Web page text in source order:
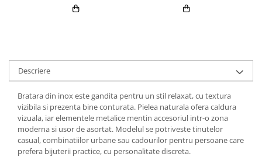
Descriere
Bratara din inox este gandita pentru un stil relaxat, cu textura
vizibila si prezenta bine conturata. Pielea naturala ofera caldura
vizuala, iar elementele metalice mentin accesoriul intr-o zona
moderna si usor de asortat. Modelul se potriveste tinutelor
casual, combinatiilor urbane sau cadourilor pentru persoane care
prefera bijuterii practice, cu personalitate discreta.